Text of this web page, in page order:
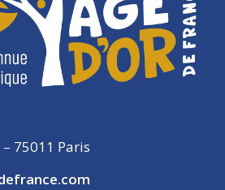
75011 Paris